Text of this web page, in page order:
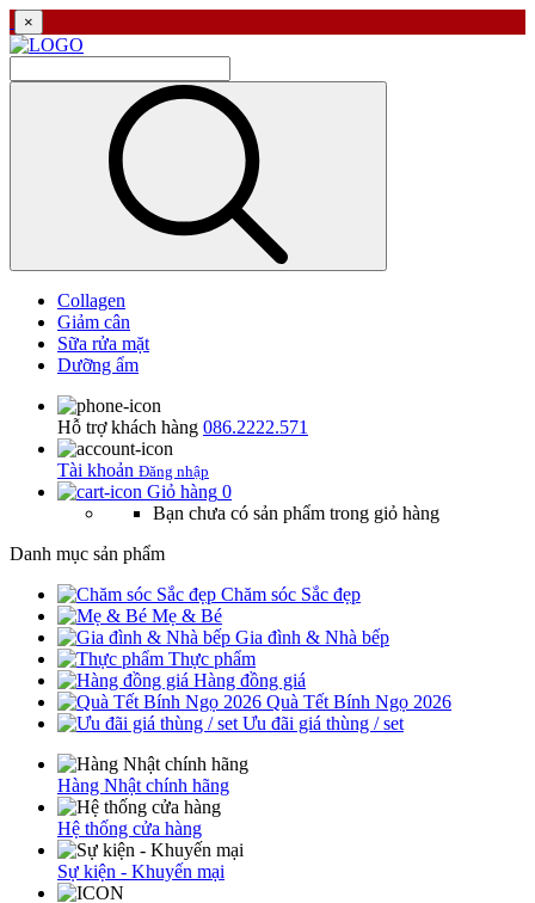
×
Collagen
Giảm cân
Sữa rửa mặt
Dưỡng ẩm
Hỗ trợ khách hàng 086.2222.571
Tài khoản Đăng nhập
Giỏ hàng 0
Bạn chưa có sản phẩm trong giỏ hàng
Danh mục sản phẩm
Chăm sóc Sắc đẹp
Mẹ & Bé
Gia đình & Nhà bếp
Thực phẩm
Hàng đồng giá
Quà Tết Bính Ngọ 2026
Ưu đãi giá thùng / set
Hàng Nhật chính hãng
Hệ thống cửa hàng
Sự kiện - Khuyến mại